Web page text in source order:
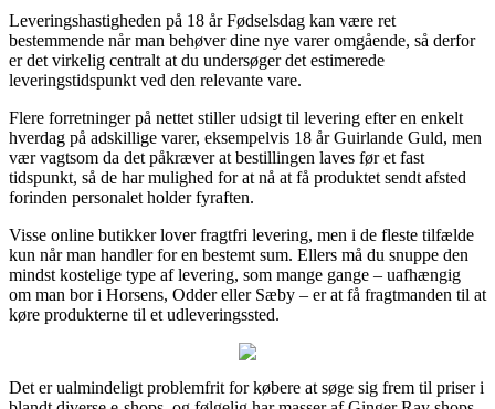
Leveringshastigheden på 18 år Fødselsdag kan være ret
bestemmende når man behøver dine nye varer omgående, så derfor
er det virkelig centralt at du undersøger det estimerede
leveringstidspunkt ved den relevante vare.
Flere forretninger på nettet stiller udsigt til levering efter en enkelt
hverdag på adskillige varer, eksempelvis 18 år Guirlande Guld, men
vær vagtsom da det påkræver at bestillingen laves før et fast
tidspunkt, så de har mulighed for at nå at få produktet sendt afsted
forinden personalet holder fyraften.
Visse online butikker lover fragtfri levering, men i de fleste tilfælde
kun når man handler for en bestemt sum. Ellers må du snuppe den
mindst kostelige type af levering, som mange gange – uafhængig
om man bor i Horsens, Odder eller Sæby – er at få fragtmanden til at
køre produkterne til et udleveringssted.
Det er ualmindeligt problemfrit for købere at søge sig frem til priser i